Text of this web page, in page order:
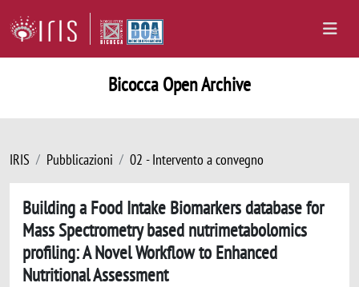
Bicocca Open Archive
IRIS Pubblicazioni 02 - Intervento a convegno
Building a Food Intake Biomarkers database for
Mass Spectrometry based nutrimetabolomics
profiling: A Novel Workflow to Enhanced
Nutritional Assessment